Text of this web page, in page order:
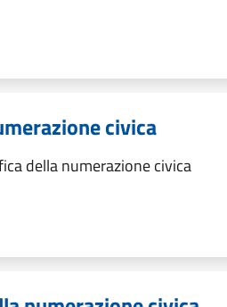
civica
della numerazione civica